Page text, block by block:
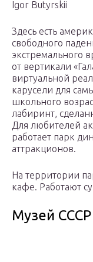
Igor Butyrskii
Здесь есть
свободного
экстремального
от вертикали
виртуальной
карусели для
школьного
лабиринт,
Для любителей
работает парк
аттракционов.
На территории
кафе. Работают
Музей СССР